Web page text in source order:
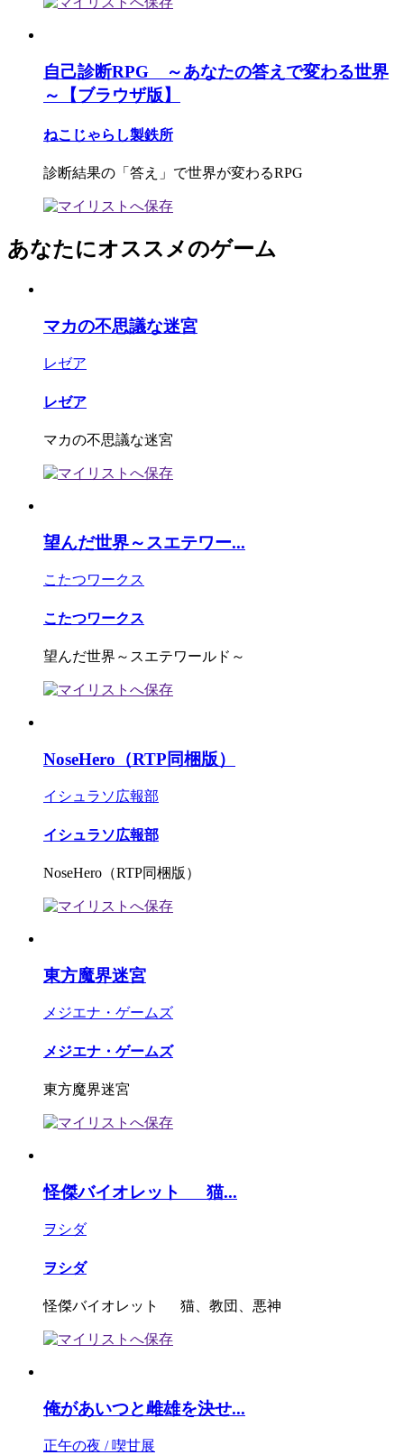
自己診断RPG ～あなたの答えで変わる世界
～【ブラウザ版】
ねこじゃらし製鉄所
診断結果の「答え」で世界が変わるRPG
あなたにオススメのゲーム
マカの不思議な迷宮
レゼア
レゼア
マカの不思議な迷宮
望んだ世界～スエテワー...
こたつワークス
こたつワークス
望んだ世界～スエテワールド～
NoseHero（RTP同梱版）
イシュラソ広報部
イシュラソ広報部
NoseHero（RTP同梱版）
東方魔界迷宮
メジエナ・ゲームズ
メジエナ・ゲームズ
東方魔界迷宮
怪傑バイオレット 猫...
ヲシダ
ヲシダ
怪傑バイオレット 猫、教団、悪神
俺があいつと雌雄を決せ...
正午の夜 / 喫甘展